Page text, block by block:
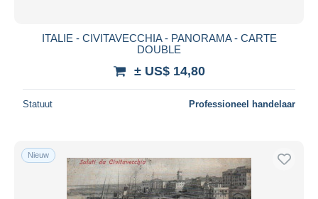
ITALIE - CIVITAVECCHIA - PANORAMA - CARTE
DOUBLE
± US$ 14,80
Statuut Professioneel handelaar
Nieuw